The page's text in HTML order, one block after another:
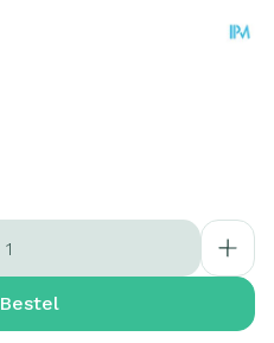
Bestel